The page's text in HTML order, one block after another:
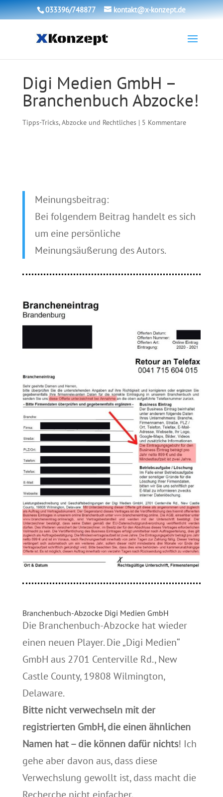
033396/748877 kontakt@x-konzept.de
Digi Medien GmbH –
Branchenbuch Abzocke!
Tipps-Tricks, Abzocke und Rechtliches| 5 Kommentare
Meinungsbeitrag:
Bei folgendem Beitrag handelt es sich
um eine persönliche
Meinungsäußerung des Autors.
Branchenbuch-Abzocke Digi Medien GmbH
Die Branchenbuch-Abzocke hat wieder
einen neuen Player. Die „Digi Medien“
GmbH aus 2701 Centerville Rd., New
Castle County, 19808 Wilmington,
Delaware.
Bitte nicht verwechseln mit der
registrierten GmbH, die einen ähnlichen
Namen hat – die können dafür nichts! Ich
gehe aber davon aus, dass diese
Verwechslung gewollt ist, dass macht die
Recherche nicht einfacher.